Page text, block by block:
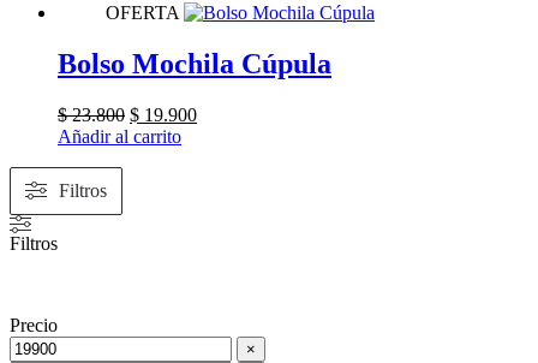
OFERTA
Bolso Mochila Cúpula
$23.800 El
precio
$ 19.900El
Añadir al carrito
Filtros
Filtros
Precio
×